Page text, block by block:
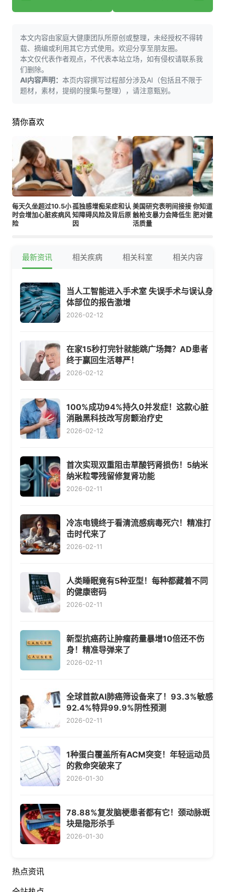
本文内容由家庭大健康团队所原创或整理，未经授权不得转
载、摘编或利用其它方式使用。欢迎分享至朋友圈。
本文仅代表作者观点，不代表本站立场，如有侵权请联系我
们删除。
AI内容声明： 本页内容撰写过程部分涉及AI（包括且不限于
题材，素材，提纲的搜集与整理），请注意甄别。
猜你喜欢
每天久坐超过10.5小
时会增加心脏疾病风
险
孤独感增痴呆症和认
知障碍风险及背后原
因
美国研究表明间接接
触枪支暴力会降低生
活质量
你知道吗
肥对健康
最新资讯 相关疾病 相关科室 相关内容
当人工智能进入手术室 失误手术与误认身
体部位的报告激增
2026-02-12
在家15秒打完针就能跳广场舞？AD患者
终于赢回生活尊严！
2026-02-12
100%成功94%持久0并发症！这款心脏
消融黑科技改写房颤治疗史
2026-02-12
首次实现双重阻击草酸钙肾损伤！5纳米
纳米粒零残留修复肾功能
2026-02-11
冷冻电镜终于看清流感病毒死穴！精准打
击时代来了
2026-02-11
人类睡眠竟有5种亚型！每种都藏着不同
的健康密码
2026-02-11
新型抗癌药让肿瘤药量暴增10倍还不伤
身！精准导弹来了
2026-02-11
全球首款AI肺癌筛设备来了！93.3%敏感
92.4%特异99.9%阴性预测
2026-02-11
1种蛋白覆盖所有ACM突变！年轻运动员
的救命突破来了
2026-01-30
78.88%复发脑梗患者都有它！颈动脉斑
块是隐形杀手
2026-01-30
热点资讯